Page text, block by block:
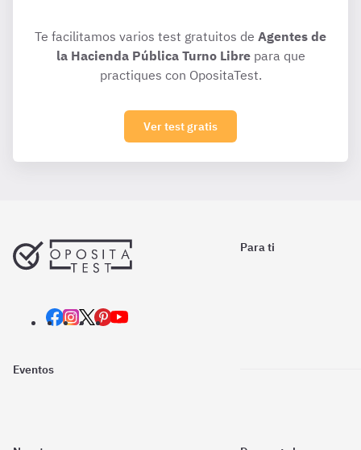
Te facilitamos varios test gratuitos de Agentes de
la Hacienda Pública Turno Librepara que
practiques con OpositaTest.
Ver test gratis
Para ti
Eventos